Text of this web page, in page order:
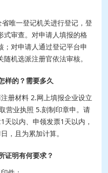
唯一登记机关进行登记，登
式审查。对申请人填报的格
；对申请人通过登记平台申
机选派注册官依法审核。
样的？需要多久
册材料 2.网上填报企业设立
营业执照 5.刻制印章申。请
以内、申领发票1天以内，
，且为累加计算。
证明有何要求？